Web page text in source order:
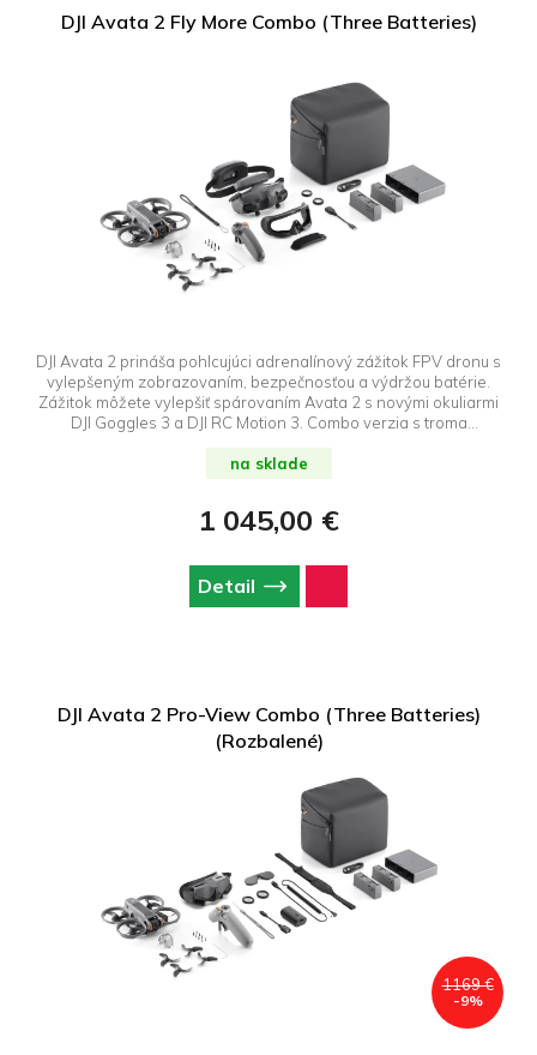
DJI Avata 2 Fly More Combo (Three Batteries)
DJI Avata 2 prináša pohlcujúci adrenalínový zážitok FPV dronu s
vylepšeným zobrazovaním, bezpečnosťou a výdržou batérie.
Zážitok môžete vylepšiť spárovaním Avata 2 s novými okuliarmi
DJI Goggles 3 a DJI RC Motion 3. Combo verzia s troma
na sklade
1 045,00 €
Detail
DJI Avata 2 Pro-View Combo (Three Batteries)
(Rozbalené)
1169 €
-9%